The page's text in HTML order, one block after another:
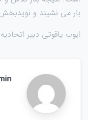
بار می نشیند و
ایوب یاقوتی دبیر